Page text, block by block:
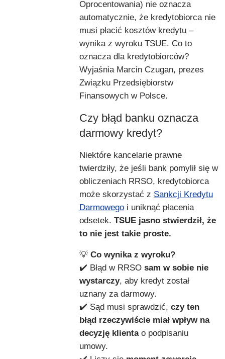
Oprocentowania) nie oznacza
automatycznie, że kredytobiorca nie
musi płacić kosztów kredytu –
wynika z wyroku TSUE. Co to
oznacza dla kredytobiorców?
Wyjaśnia Marcin Czugan, prezes
Związku Przedsiębiorstw
Finansowych w Polsce.
Czy błąd banku oznacza
darmowy kredyt?
Niektóre kancelarie prawne
twierdziły, że jeśli bank pomylił się w
obliczeniach RRSO, kredytobiorca
może skorzystać z Sankcji Kredytu
Darmowego i uniknąć płacenia
odsetek. TSUE jasno stwierdził, że
to nie jest takie proste.
💡 Co wynika z wyroku?
✔️ Błąd w RRSO sam w sobie nie
wystarczy, aby kredyt został
uznany za darmowy.
✔️ Sąd musi sprawdzić, czy ten
błąd rzeczywiście miał wpływ na
decyzję klientao podpisaniu
umowy.